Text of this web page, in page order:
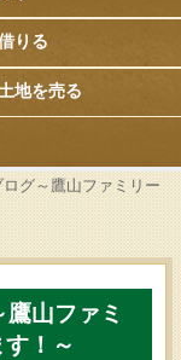
りる
地を売る
グ～鷹山ファミリー
山ファミ
！～